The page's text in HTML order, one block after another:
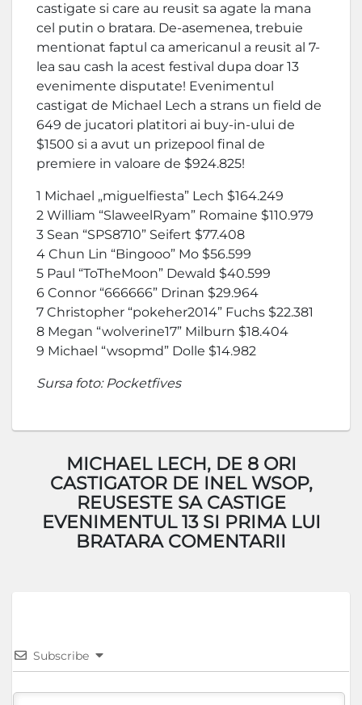
castigate si care au reusit sa agate la mana
cel putin o bratara. De-asemenea, trebuie
mentionat faptul ca americanul a reusit al 7-
lea sau cash la acest festival dupa doar 13
evenimente disputate! Evenimentul
castigat de Michael Lech a strans un field de
649 de jucatori platitori ai buy-in-ului de
$1500 si a avut un prizepool final de
premiere in valoare de $924.825!
1 Michael „miguelfiesta” Lech $164.249
2 William “SlaweelRyam” Romaine $110.979
3 Sean “SPS8710” Seifert $77.408
4 Chun Lin “Bingooo” Mo $56.599
5 Paul “ToTheMoon” Dewald $40.599
6 Connor “666666” Drinan $29.964
7 Christopher “pokeher2014” Fuchs $22.381
8 Megan “wolverine17” Milburn $18.404
9 Michael “wsopmd” Dolle $14.982
Sursa foto: Pocketfives
MICHAEL LECH, DE 8 ORI
CASTIGATOR DE INEL WSOP,
REUSESTE SA CASTIGE
EVENIMENTUL 13 SI PRIMA LUI
BRATARA COMENTARII
Subscribe